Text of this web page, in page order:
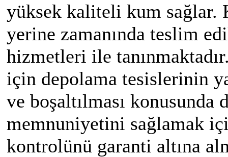
yüksek kaliteli kum sağlar.
yerine zamanında teslim
hizmetleri ile
için depolama tesislerinin
ve boşaltılması konusunda
memnuniyetini sağlamak
kontrolünü garanti altına